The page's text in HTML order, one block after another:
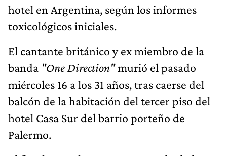
hotel en Argentina, según los informes
toxicológicos iniciales.
El cantante británico y ex miembro de la
banda "One Direction"murió el pasado
miércoles 16 a los 31 años, tras caerse del
balcón de la habitación del tercer piso del
hotel Casa Sur del barrio porteño de
Palermo.